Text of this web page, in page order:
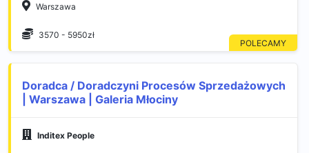
Warszawa
3570 - 5950zł
Doradca / Doradczyni Procesów Sprzedażowych
| Warszawa | Galeria Młociny
Inditex People